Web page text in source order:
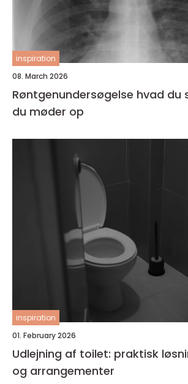
inspiration
08. March 2026
Røntgenundersøgelse hvad du skal vide, før
du møder op
inspiration
01. February 2026
Udlejning af toilet: praktisk
og arrangementer